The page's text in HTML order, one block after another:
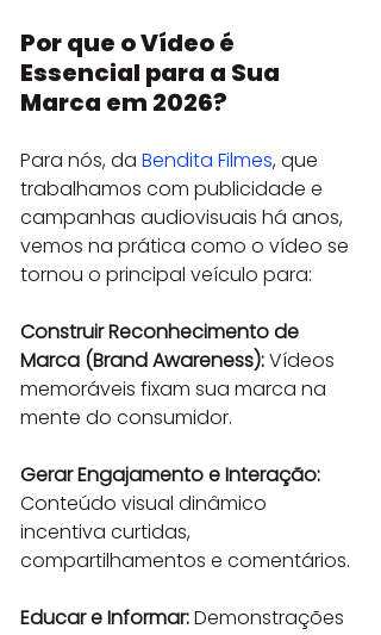
Por que o Vídeo é
Essencial para a Sua
Marca em 2026?
Para nós, da Bendita Filmes, que
trabalhamos com publicidade e
campanhas audiovisuais há anos,
vemos na prática como o vídeo se
tornou o principal veículo para:
Construir Reconhecimento de
Marca (Brand Awareness): Vídeos
memoráveis fixam sua marca na
mente do consumidor.
Gerar Engajamento e Interação:
Conteúdo visual dinâmico
incentiva curtidas,
compartilhamentos e comentários.
Educar e Informar: Demonstrações